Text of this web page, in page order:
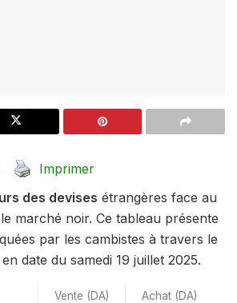
Imprimer
des devises étrangères face au
marché noir. Ce tableau présente
par les cambistes à travers le
date du samedi 19 juillet 2025.
Vente (DA) Achat (DA)